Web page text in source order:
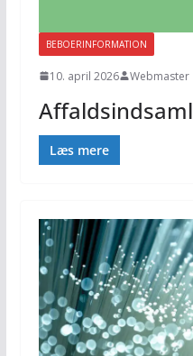
BEBOERINFORMATION
10. april 2026 Webmaster
Læs mere